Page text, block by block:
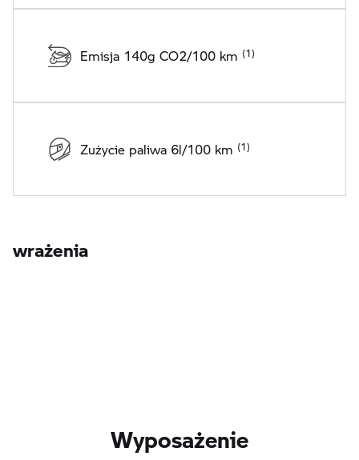
Emisja 140g CO2/100 km
Zużycie paliwa 6l/100 km
wrażenia
Wyposażenie